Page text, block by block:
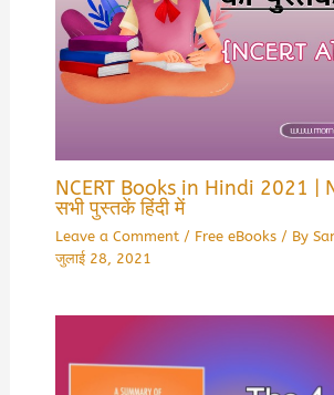
NCERT Books in Hindi 2021 |
सभी पुस्तकें हिंदी में
Leave a Comment / Free eBooks/ By
जुलाई 28, 2021